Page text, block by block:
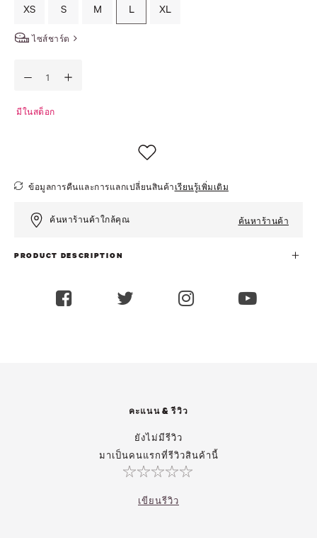
XS S M L XL
ไซส์ชาร์ต
มีในสต็อก
ข้อมูลการคืนและการแลกเปลี่ยนสินค้า เรียนรู้เพิ่มเติม
ค้นหาร้านค้าใกล้คุณ ค้นหาร้านค้า
PRODUCT DESCRIPTION
คะแนน & รีวิว
ยังไม่มีรีวิว
มาเป็นคนแรกที่รีวิวสินค้านี้
เขียนรีวิว